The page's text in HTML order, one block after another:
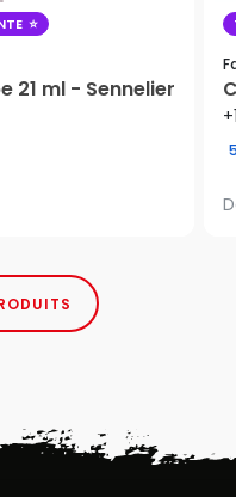
21 ml - Sennelier